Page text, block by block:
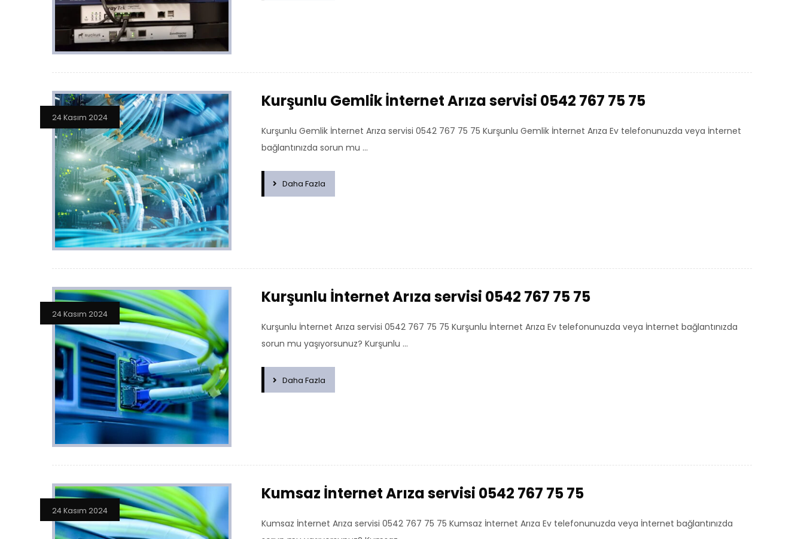
Kurşunlu Gemlik İnternet Arıza servisi 0542 767 75 75
24 Kasım 2024
Kurşunlu Gemlik İnternet Arıza servisi 0542 767 75 75 Kurşunlu Gemlik İnternet Arıza Ev telefonunuzda veya İnternet
bağlantınızda sorun mu ...
Daha Fazla
Kurşunlu İnternet Arıza servisi 0542 767 75 75
24 Kasım 2024
Kurşunlu İnternet Arıza servisi 0542 767 75 75 Kurşunlu İnternet Arıza Ev telefonunuzda veya İnternet bağlantınızda
sorun mu yaşıyorsunuz? Kurşunlu ...
Daha Fazla
Kumsaz İnternet Arıza servisi 0542 767 75 75
24 Kasım 2024
Kumsaz İnternet Arıza servisi 0542 767 75 75 Kumsaz İnternet Arıza Ev telefonunuzda veya İnternet bağlantınızda